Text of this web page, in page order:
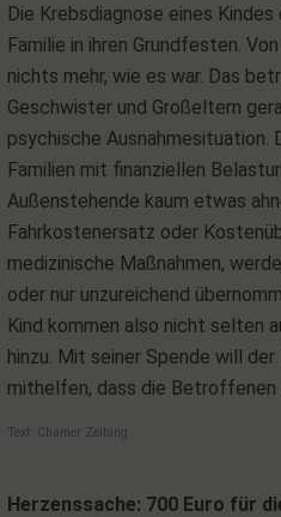
Die Krebsdiagnose eines
Familie in ihren Grundfesten.
nichts mehr, wie es war. Das
Geschwister und Großeltern
psychische Ausnahmesituation.
Familien mit finanziellen
Außenstehende kaum etwas
Fahrkostenersatz oder
medizinische Maßnahmen,
oder nur unzureichend
Kind kommen also nicht selten
hinzu. Mit seiner Spende will
mithelfen, dass die Betroffenen
Text: Chamer Zeitung
Herzenssache: 700 Euro für